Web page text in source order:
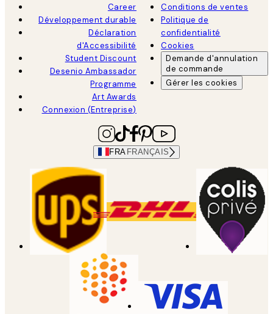
Career
Développement durable
Déclaration
d'Accessibilité
Student Discount
Desenio Ambassador
Programme
Art Awards
Connexion (Entreprise)
Conditions de ventes
Politique de
confidentialité
Cookies
Demande d'annulation
de commande
Gérer les cookies
FRA FRANÇAIS